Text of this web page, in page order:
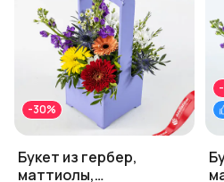
-30%
Букет из гербер,
маттиолы,